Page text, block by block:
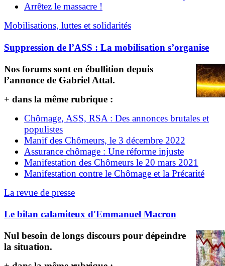
Arrêtez le massacre !
Mobilisations, luttes et solidarités
Suppression de l’ASS : La mobilisation s’organise
Nos forums sont en ébullition depuis
l’annonce de Gabriel Attal.
+ dans la même rubrique :
Chômage, ASS, RSA : Des annonces brutales et
populistes
Manif des Chômeurs, le 3 décembre 2022
Assurance chômage : Une réforme injuste
Manifestation des Chômeurs le 20 mars 2021
Manifestation contre le Chômage et la Précarité
La revue de presse
Le bilan calamiteux d'Emmanuel Macron
Nul besoin de longs discours pour dépeindre
la situation.